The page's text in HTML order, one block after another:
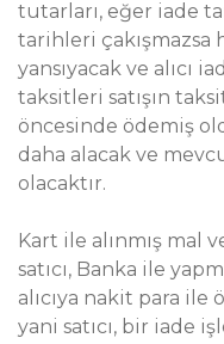
tutarları, eğer iade
tarihleri çakışmazsa
yansıyacak ve alıcı
taksitleri satışın
öncesinde ödemiş
daha alacak ve
olacaktır.
Kart ile alınmış
satıcı, Banka ile
alıcıya nakit para ile
yani satıcı, bir iade